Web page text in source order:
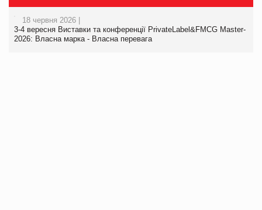
18 червня 2026 |
3-4 вересня Виставки та конференції PrivateLabel&FMCG Master-
2026: Власна марка - Власна перевага